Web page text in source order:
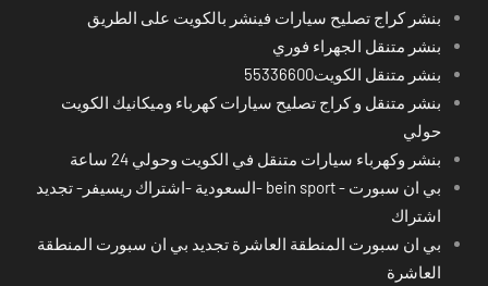
بنشر كراج تصليح سيارات فينشر بالكويت على الطريق
بنشر متنقل الجهراء فوري
بنشر متنقل الكويت55336600
بنشر متنقل و كراج تصليح سيارات كهرباء وميكانيك الكويت
حولي
بنشر وكهرباء سيارات متنقل في الكويت وحولي 24 ساعة
بي ان سبورت - bein sport -السعودية -اشتراك ريسيفر- تجديد
اشتراك
بي ان سبورت المنطقة العاشرة تجديد بي ان سبورت المنطقة
العاشرة